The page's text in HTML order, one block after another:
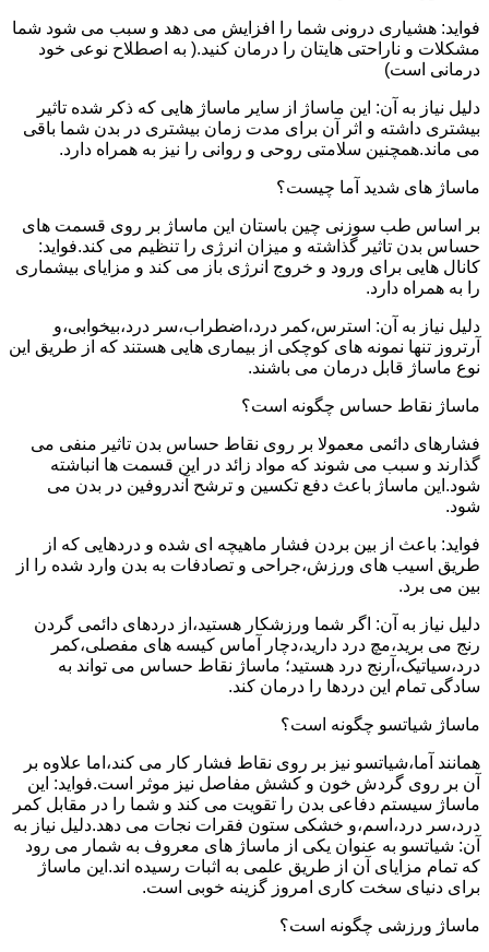
فواید: هشیاری درونی شما را افزایش می دهد و سبب می شود شما
مشکلات و ناراحتی هایتان را درمان کنید.( به اصطلاح نوعی خود
درمانی است)
دلیل نیاز به آن: این ماساژ از سایر ماساژ هایی که ذکر شده تاثیر
بیشتری داشته و اثر آن برای مدت زمان بیشتری در بدن شما باقی
می ماند.همچنین سلامتی روحی و روانی را نیز به همراه دارد.
ماساژ های شدید آما چیست؟
بر اساس طب سوزنی چین باستان این ماساژ بر روی قسمت های
حساس بدن تاثیر گذاشته و میزان انرژی را تنظیم می کند.فواید:
کانال هایی برای ورود و خروج انرژی باز می کند و مزایای بیشماری
را به همراه دارد.
دلیل نیاز به آن: استرس،کمر درد،اضطراب،سر درد،بیخوابی،و
آرتروز تنها نمونه های کوچکی از بیماری هایی هستند که از طریق این
نوع ماساژ قابل درمان می باشند.
ماساژ نقاط حساس چگونه است؟
فشارهای دائمی معمولا بر روی نقاط حساس بدن تاثیر منفی می
گذارند و سبب می شوند که مواد زائد در این قسمت ها انباشته
شود.این ماساژ باعث دفع تکسین و ترشح آندروفین در بدن می
شود.
فواید: باعث از بین بردن فشار ماهیچه ای شده و دردهایی که از
طریق اسیب های ورزش،جراحی و تصادفات به بدن وارد شده را از
بین می برد.
دلیل نیاز به آن: اگر شما ورزشکار هستید،از دردهای دائمی گردن
رنج می برید،مچ درد دارید،دچار آماس کیسه های مفصلی،کمر
درد،سیاتیک،آرنج درد هستید؛ ماساژ نقاط حساس می تواند به
سادگی تمام این دردها را درمان کند.
ماساژ شیاتسو چگونه است؟
همانند آما،شیاتسو نیز بر روی نقاط فشار کار می کند،اما علاوه بر
آن بر روی گردش خون و کشش مفاصل نیز موثر است.فواید: این
ماساژ سیستم دفاعی بدن را تقویت می کند و شما را در مقابل کمر
درد،سر درد،اسم،و خشکی ستون فقرات نجات می دهد.دلیل نیاز به
آن: شیاتسو به عنوان یکی از ماساژ های معروف به شمار می رود
که تمام مزایای آن از طریق علمی به اثبات رسیده اند.این ماساژ
برای دنیای سخت کاری امروز گزینه خوبی است.
ماساژ ورزشی چگونه است؟